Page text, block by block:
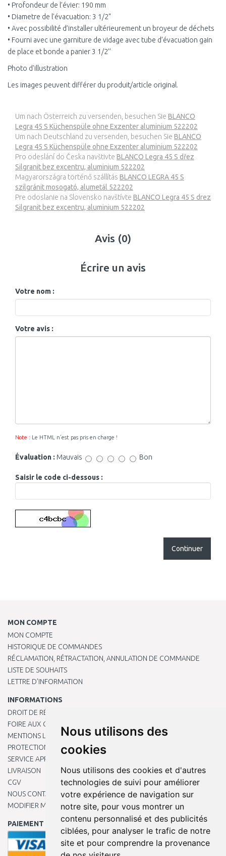
Nous utilisons des
cookies
Nous utilisons des cookies et d'autres
technologies de suivi pour améliorer
votre expérience de navigation sur
notre site, pour vous montrer un
contenu personnalisé et des publicités
ciblées, pour analyser le trafic de notre
site et pour comprendre la provenance
• Profondeur de l’évier: 190 mm
• Diametre de l’évacuation: 3 1/2"
• Avec possibilité d’installer ultérieurement un broyeur de déchets
• Fourni avec une garniture de vidage avec tube d’évacuation gain
de place et bonde a panier 3 1/2’’
Photo d'illustration
Les images peuvent différer du produit/article original.
Um nach Österreich zu versenden, besuchen Sie BLANCO
Legra 45 S Küchenspüle ohne Exzenter aluminium 522202
Um nach Deutschland zu versenden, besuchen Sie BLANCO
Legra 45 S Küchenspüle ohne Exzenter aluminium 522202
Pro odeslání do Česka navštivte BLANCO Legra 45 S dřez
Silgranit bez excentru, aluminium 522202
Magyarországra történő szállítás BLANCO LEGRA 45 S
szilgránit mosogató, alumetál 522202
Pre odoslanie na Slovensko navštívte BLANCO Legra 45 S drez
Silgranit bez excentru, aluminium 522202
Avis (0)
Écrire un avis
Votre nom :
Votre avis :
Note : Le HTML n’est pas pris en charge !
Évaluation : Mauvais Bon
Saisir le code ci-dessous :
Continuer
MON COMPTE
MON COMPTE
HISTORIQUE DE COMMANDES
RÉCLAMATION, RÉTRACTATION, ANNULATION DE COMMANDE
LISTE DE SOUHAITS
LETTRE D’INFORMATION
INFORMATIONS
DROIT DE RÉTRACTATION
FOIRE AUX QUESTIONS
MENTIONS LÉGALES
PROTECTION DES DONNÉES PERSONNELLES
SERVICE APRÈS-VENTE
LIVRAISON
CGV
NOUS CONTACTER
MODIFIER MES PRÉFÉRENCES DE COOKIES
PAIEMENT EN LIGNE